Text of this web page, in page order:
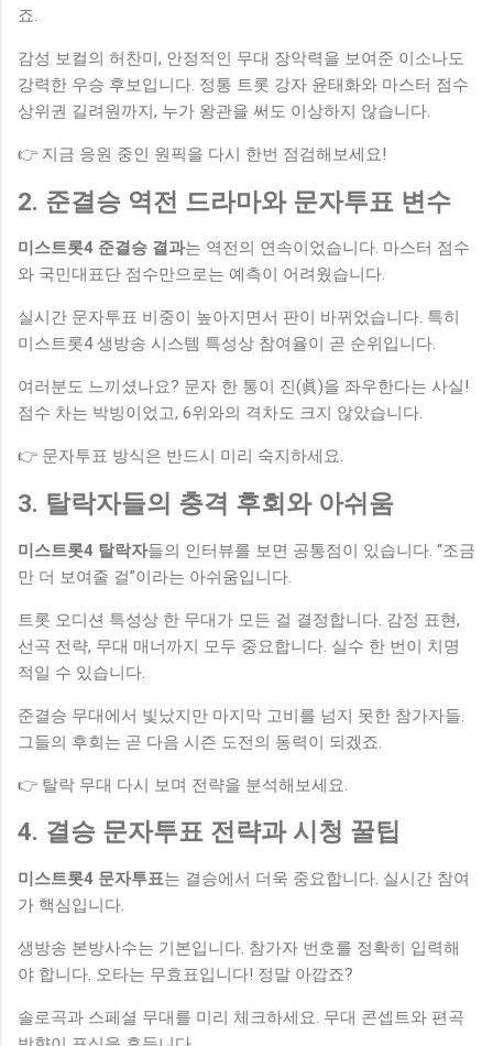
죠.
감성 보컬의 허찬미, 안정적인 무대 장악력을 보여준 이소나도
강력한 우승 후보입니다. 정통 트롯 강자 윤태화와 마스터 점수
상위권 길려원까지, 누가 왕관을 써도 이상하지 않습니다.
👉 지금 응원 중인 원픽을 다시 한번 점검해보세요!
2. 준결승 역전 드라마와 문자투표 변수
미스트롯4 준결승 결과는 역전의 연속이었습니다. 마스터 점수
와 국민대표단 점수만으로는 예측이 어려웠습니다.
실시간 문자투표 비중이 높아지면서 판이 바뀌었습니다. 특히
미스트롯4 생방송 시스템 특성상 참여율이 곧 순위입니다.
여러분도 느끼셨나요? 문자 한 통이 진(眞)을 좌우한다는 사실!
점수 차는 박빙이었고, 6위와의 격차도 크지 않았습니다.
👉 문자투표 방식은 반드시 미리 숙지하세요.
3. 탈락자들의 충격 후회와 아쉬움
미스트롯4 탈락자들의 인터뷰를 보면 공통점이 있습니다. “조금
만 더 보여줄 걸”이라는 아쉬움입니다.
트롯 오디션 특성상 한 무대가 모든 걸 결정합니다. 감정 표현,
선곡 전략, 무대 매너까지 모두 중요합니다. 실수 한 번이 치명
적일 수 있습니다.
준결승 무대에서 빛났지만 마지막 고비를 넘지 못한 참가자들.
그들의 후회는 곧 다음 시즌 도전의 동력이 되겠죠.
👉 탈락 무대 다시 보며 전략을 분석해보세요.
4. 결승 문자투표 전략과 시청 꿀팁
미스트롯4 문자투표는 결승에서 더욱 중요합니다. 실시간 참여
가 핵심입니다.
생방송 본방사수는 기본입니다. 참가자 번호를 정확히 입력해
야 합니다. 오타는 무효표입니다! 정말 아깝죠?
솔로곡과 스페셜 무대를 미리 체크하세요. 무대 콘셉트와 편곡